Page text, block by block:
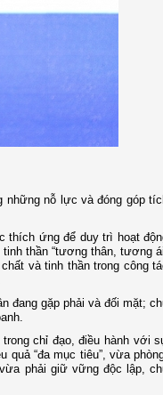
những nỗ lực và đóng góp
thích ứng để duy trì hoạt
thần “tương thân, tương
và tinh thần trong công
đang gặp phải và đối mặt;
chỉ đạo, điều hành với
“đa mục tiêu”, vừa
phải giữ vững độc lập,